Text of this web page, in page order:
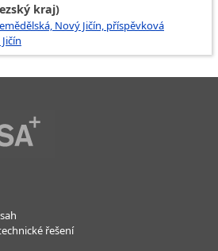
kraj)
Nový Jičín, příspěvková
řešení